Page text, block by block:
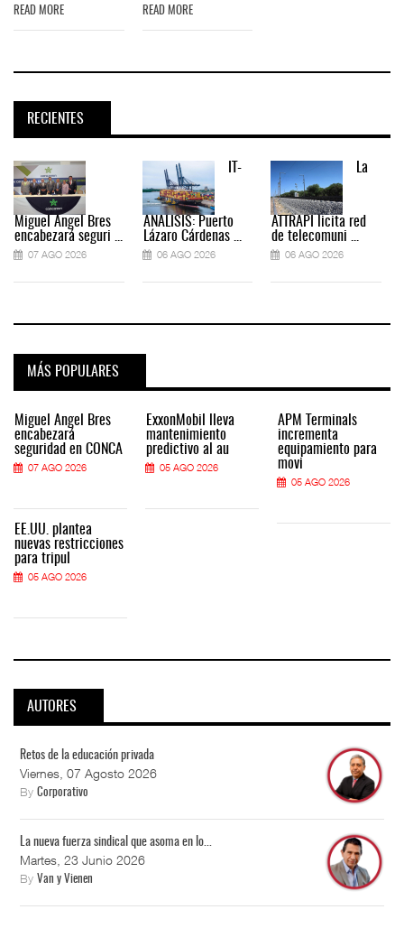
READ MORE READ MORE
RECIENTES
Miguel Ángel Bres
encabezará seguri ...
07 AGO 2026
IT-
ANÁLISIS: Puerto
Lázaro Cárdenas ...
06 AGO 2026
La
ATTRAPI licita red
de telecomuni ...
06 AGO 2026
MÁS POPULARES
Miguel Ángel Bres
encabezará
seguridad en CONCA
07 AGO 2026
EE.UU. plantea
nuevas restricciones
para tripul
05 AGO 2026
ExxonMobil lleva
mantenimiento
predictivo al au
05 AGO 2026
APM Terminals
incrementa
equipamiento para
movi
05 AGO 2026
AUTORES
Retos de la educación privada
Viernes, 07 Agosto 2026
By Corporativo
La nueva fuerza sindical que asoma en lo...
Martes, 23 Junio 2026
By Van y Vienen